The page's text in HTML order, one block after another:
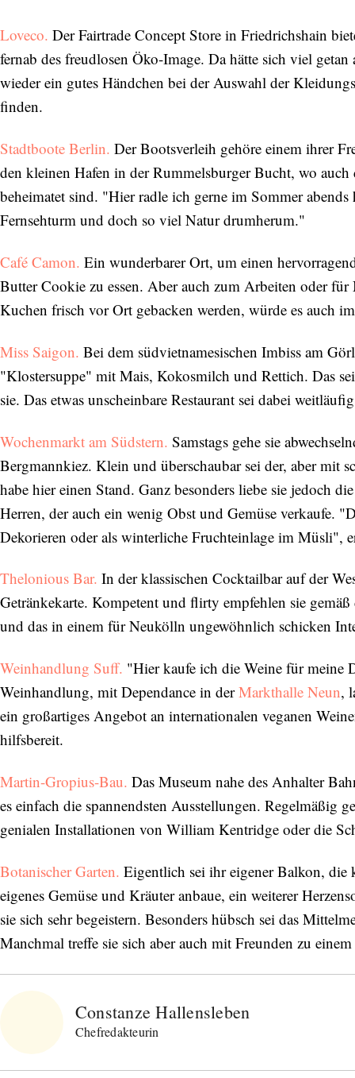
Loveco. Der Fairtrade Concept Store in Friedrichshain
fernab des freudlosen Öko-Image. Da hätte sich viel
wieder ein gutes Händchen bei der Auswahl der
finden.
Stadtboote Berlin. Der Bootsverleih gehöre einem ihrer
den kleinen Hafen in der Rummelsburger Bucht, wo
beheimatet sind. "Hier radle ich gerne im Sommer
Fernsehturm und doch so viel Natur drumherum."
Café Camon. Ein wunderbarer Ort, um einen
Butter Cookie zu essen. Aber auch zum Arbeiten oder für
Kuchen frisch vor Ort gebacken werden, würde es auch
Miss Saigon. Bei dem südvietnamesischen Imbiss am
"Klostersuppe" mit Mais, Kokosmilch und Rettich. Das
sie. Das etwas unscheinbare Restaurant sei dabei
Wochenmarkt am Südstern. Samstags gehe sie
Bergmannkiez. Klein und überschaubar sei der, aber mit
habe hier einen Stand. Ganz besonders liebe sie jedoch
Herren, der auch ein wenig Obst und Gemüse verkaufe.
Dekorieren oder als winterliche Fruchteinlage im Müsli",
Thelonious Bar. In der klassischen Cocktailbar auf der
Getränkekarte. Kompetent und flirty empfehlen sie
und das in einem für Neukölln ungewöhnlich schicken
Weinhandlung Suff. "Hier kaufe ich die Weine für meine
Weinhandlung, mit Dependance in derMarkthalle Neun,
ein großartiges Angebot an internationalen veganen
hilfsbereit.
Martin-Gropius-Bau. Das Museum nahe des Anhalter
es einfach die spannendsten Ausstellungen. Regelmäßig
genialen Installationen von William Kentridge oder die
Botanischer Garten. Eigentlich sei ihr eigener Balkon, die
eigenes Gemüse und Kräuter anbaue, ein weiterer
sie sich sehr begeistern. Besonders hübsch sei das
Manchmal treffe sie sich aber auch mit Freunden zu
Constanze Hallensleben
Chefredakteurin
Abonnieren Sie unseren Newsletter
Entdecken Sie jede Woche neue schöne
einzigartige Reisen.